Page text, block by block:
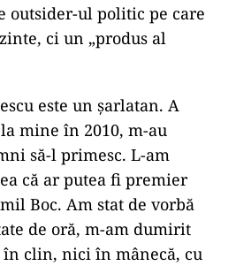
outsider-ul politic pe care
ci un „produs al
este un șarlatan. A
mine în 2010, m-au
să-l primesc. L-am
că ar putea fi premier
Boc. Am stat de vorbă
de oră, m-am dumirit
clin, nici în mânecă, cu